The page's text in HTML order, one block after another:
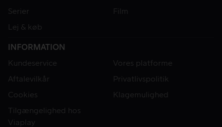
Serier
Film
Lej & køb
INFORMATION
Kundeservice
Vores platforme
Aftalevilkår
Privatlivspolitik
Cookies
Klagemulighed
Tilgængelighed hos
Viaplay